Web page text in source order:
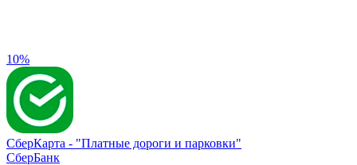
10%
СберКарта - "Платные дороги и парковки"
СберБанк